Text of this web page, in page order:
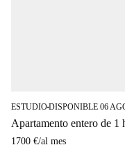
ESTUDIO■DISPONIBLE 06
Apartamento entero de 1
1700 €/al mes